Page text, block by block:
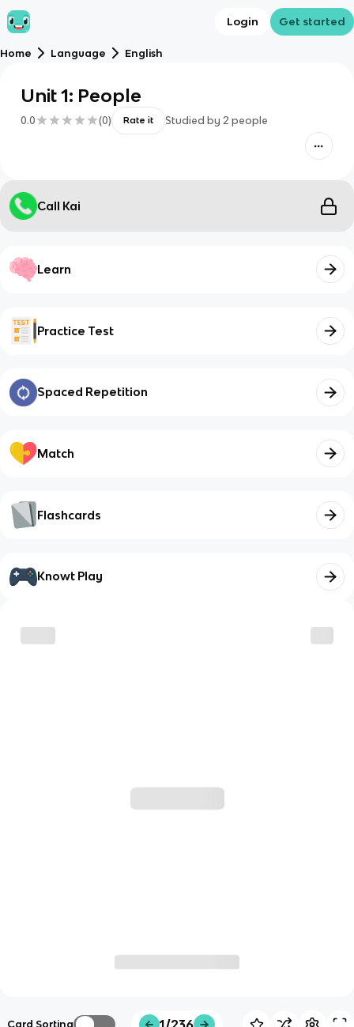
Login Get started
Home Language English
Unit 1: People
0.0 (0) Rate it Studied by 2 people
Call Kai
Learn
Practice Test
Spaced Repetition
Match
Flashcards
Knowt Play
Card Sorting